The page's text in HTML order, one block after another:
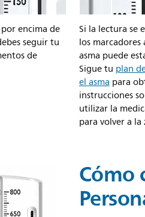
encima de
seguir tu
de
Si la lectura se
los marcadores
asma puede
Sigue tuplan
el asmapara
instrucciones
utilizar la
para volver a la
Cómo